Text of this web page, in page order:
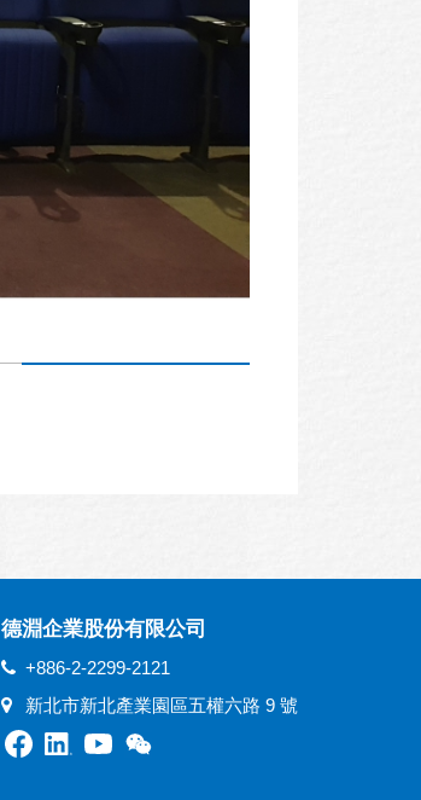
德淵企業股份有限公司
+886-2-2299-2121
新北市新北產業園區五權六路 9 號